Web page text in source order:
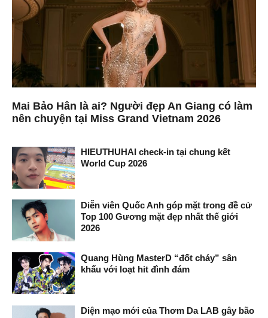
Mai Bảo Hân là ai? Người đẹp An Giang có làm
nên chuyện tại Miss Grand Vietnam 2026
HIEUTHUHAI check-in tại chung kết
World Cup 2026
Diễn viên Quốc Anh góp mặt trong đề cử
Top 100 Gương mặt đẹp nhất thế giới
2026
Quang Hùng MasterD “đốt cháy” sân
khấu với loạt hit đình đám
Diện mạo mới của Thơm Da LAB gây bão